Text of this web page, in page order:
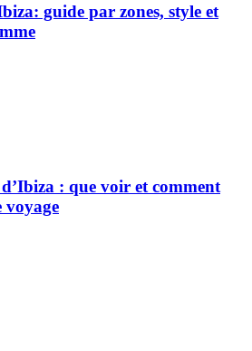
guide par zones, style et
: que voir et comment
voyage